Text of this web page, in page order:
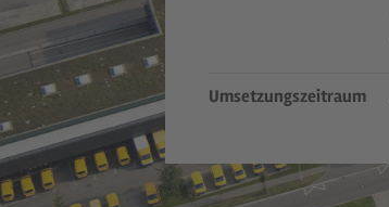
Umsetzungszeitraum